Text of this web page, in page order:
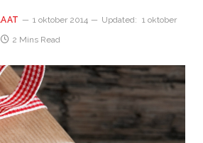
1 oktober 2014 Updated: 1 oktober
2 Mins Read